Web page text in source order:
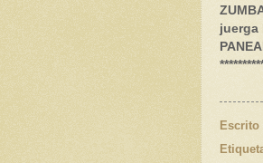
juerga
Escrito